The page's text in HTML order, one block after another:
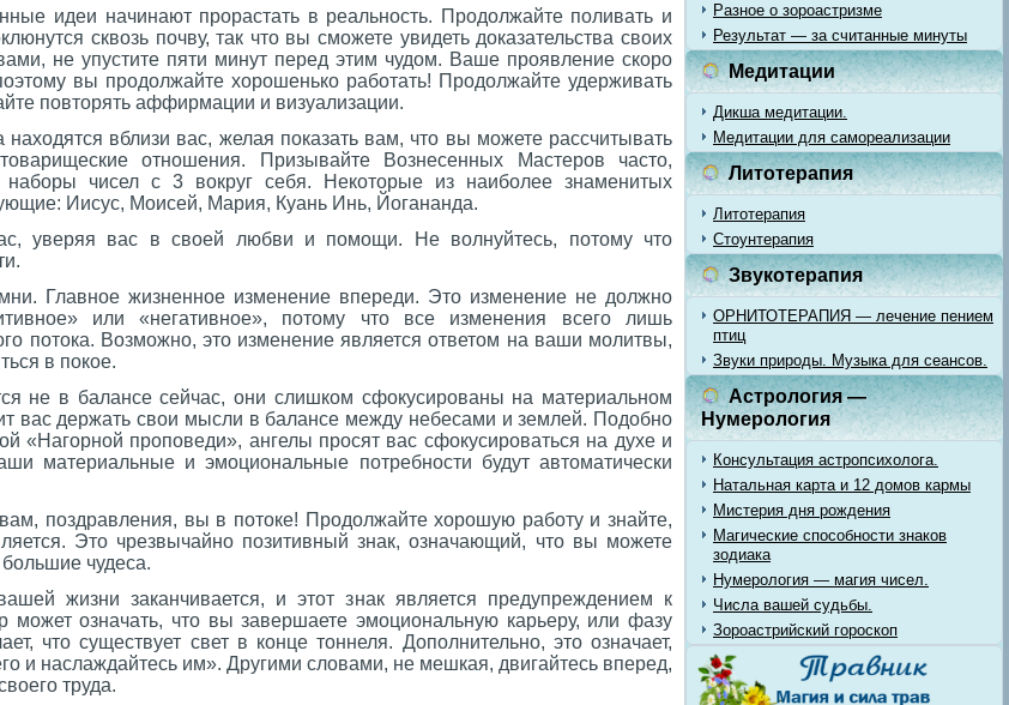
идеи начинают прорастать в реальность. Продолжайте поливать и
сквозь почву, так что вы сможете увидеть доказательства своих
не упустите пяти минут перед этим чудом. Ваше проявление скоро
вы продолжайте хорошенько работать! Продолжайте удерживать
повторять аффирмации и визуализации.
вблизи вас, желая показать вам, что вы можете рассчитывать
отношения. Призывайте Вознесенных Мастеров часто,
чисел с 3 вокруг себя. Некоторые из наиболее знаменитых
Иисус, Моисей, Мария, Куань Инь, Йогананда.
уверяя вас в своей любви и помощи. Не волнуйтесь, потому что
Главное жизненное изменение впереди. Это изменение не должно
или «негативное», потому что все изменения всего лишь
потока. Возможно, это изменение является ответом на ваши молитвы,
в покое.
не в балансе сейчас, они слишком сфокусированы на материальном
вас держать свои мысли в балансе между небесами и землей. Подобно
«Нагорной проповеди», ангелы просят вас сфокусироваться на духе и
материальные и эмоциональные потребности будут автоматически
поздравления, вы в потоке! Продолжайте хорошую работу и знайте,
Это чрезвычайно позитивный знак, означающий, что вы можете
чудеса.
жизни заканчивается, и этот знак является предупреждением к
может означать, что вы завершаете эмоциональную карьеру, или фазу
что существует свет в конце тоннеля. Дополнительно, это означает,
и наслаждайтесь им». Другими словами, не мешкая, двигайтесь вперед,
труда.
Разное о зороастризме
Результат — за считанные минуты
Медитации
Дикша медитации.
Медитации для самореализации
Литотерапия
Литотерапия
Стоунтерапия
Звукотерапия
ОРНИТОТЕРАПИЯ — лечение пением
птиц
Звуки природы. Музыка для сеансов.
Астрология —
Нумерология
Консультация астропсихолога.
Натальная карта и 12 домов кармы
Мистерия дня рождения
Магические способности знаков
зодиака
Нумерология — магия чисел.
Числа вашей судьбы.
Зороастрийский гороскоп